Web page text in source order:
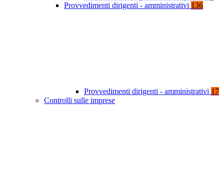
Provvedimenti dirigenti - amministrativi 136
Provvedimenti dirigenti - amministrativi 17
Controlli sulle imprese